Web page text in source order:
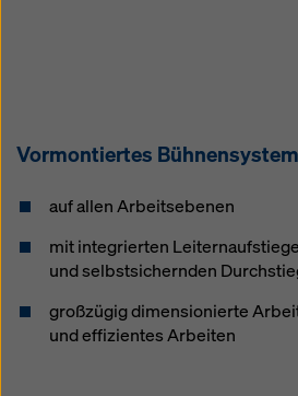
Vormontiertes Bühnensystem
auf allen Arbeitsebenen
mit integrierten
und selbstsichernden
großzügig dimensionierte
und effizientes Arbeiten